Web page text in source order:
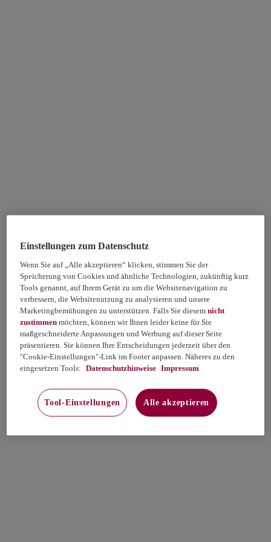
Einstellungen zum Datenschutz
Wenn Sie auf „Alle akzeptieren“ klicken, stimmen Sie der
Speicherung von Cookies und ähnliche Technologien, zukünftig kurz
Tools genannt, auf Ihrem Gerät zu um die Websitenavigation zu
verbessern, die Websitenutzung zu analysieren und unsere
Marketingbemühungen zu unterstützen. Falls Sie diesemnicht
zustimmen möchten, können wir Ihnen leider keine für Sie
maßgeschneiderte Anpassungen und Werbung auf dieser Seite
präsentieren. Sie können Ihre Entscheidungen jederzeit über den
"Cookie-Einstellungen"-Link im Footer anpassen. Näheres zu den
eingesetzen Tools: Datenschutzhinweise Impressum
Tool-Einstellungen Alle akzeptieren